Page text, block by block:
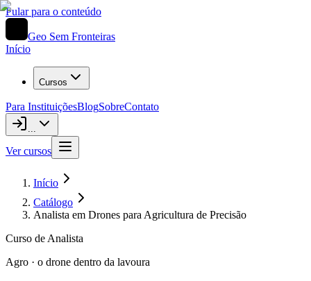
Pular para o conteúdo
Geo Sem Fronteiras
Início
Cursos
Para InstituiçõesBlogSobreContato
...
Ver cursos
Início
Catálogo
Analista em Drones para Agricultura de Precisão
Curso de Analista
Agro · o drone dentro da lavoura